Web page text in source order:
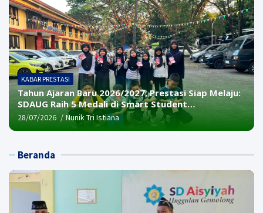
KABAR PRESTASI
Tahun Ajaran Baru 2026/2027, Prestasi Siap Melaju:
SDAUG Raih 5 Medali di Smart Student
Competition (SSC) 4 Tingkat Nasional
28/07/2026 Nunik Tri Istiana
Beranda